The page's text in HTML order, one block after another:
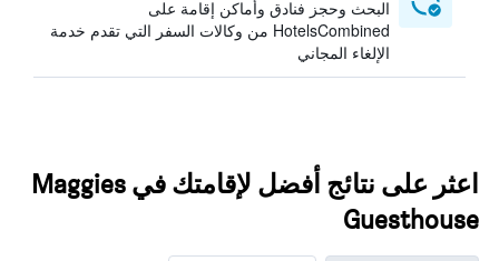
البحث وحجز فنادق وأماكن إقامة على
HotelsCombined من وكالات السفر التي تقدم خدمة
الإلغاء المجاني
اعثر على نتائج أفضل لإقامتك في Maggies
Guesthouse